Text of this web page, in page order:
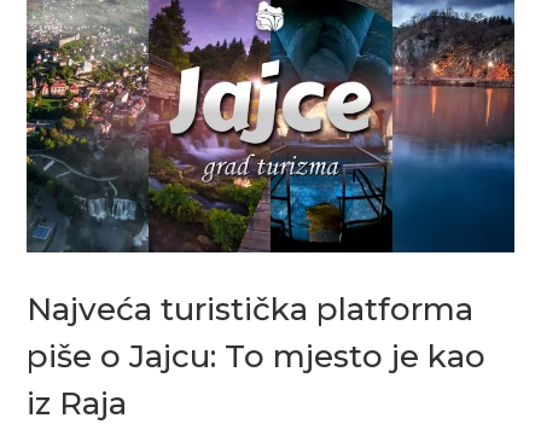
Najveća turistička platforma
piše o Jajcu: To mjesto je kao
iz Raja